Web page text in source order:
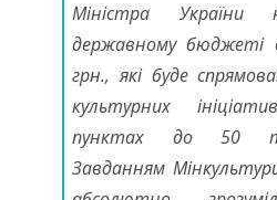
міста
–
великі
Міністра
державному бюджеті
грн., які буде
культурних
пунктах до 50
Завданням